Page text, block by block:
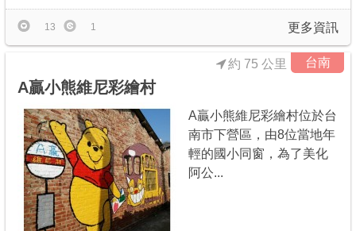
更多資訊
13 1
台南
A贏小熊維尼彩繪村
約 75 公里
A贏小熊維尼彩繪村位於台
南市下營區，由8位當地年
輕的國小同窗，為了美化
阿公...